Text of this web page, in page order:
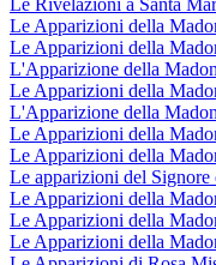
Le Apparizioni della
Le Apparizioni della
L'Apparizione della
Le Apparizioni della
L'Apparizione della
Le Apparizioni della
Le Apparizioni della
Le apparizioni del Signore
Le Apparizioni della
Le Apparizioni della
Le Apparizioni della